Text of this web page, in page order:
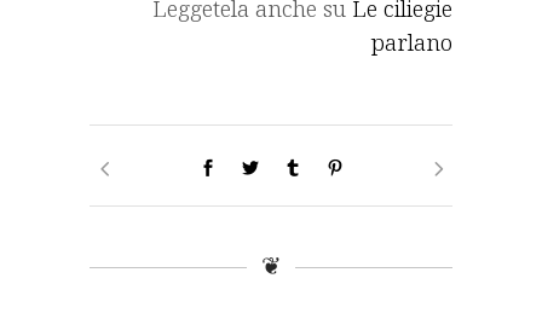
Leggetela anche su Le ciliegie
parlano
❦